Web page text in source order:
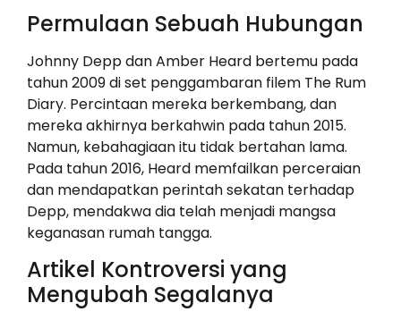
Permulaan Sebuah Hubungan
Johnny Depp dan Amber Heard bertemu pada
tahun 2009 di set penggambaran filem The Rum
Diary. Percintaan mereka berkembang, dan
mereka akhirnya berkahwin pada tahun 2015.
Namun, kebahagiaan itu tidak bertahan lama.
Pada tahun 2016, Heard memfailkan perceraian
dan mendapatkan perintah sekatan terhadap
Depp, mendakwa dia telah menjadi mangsa
keganasan rumah tangga.
Artikel Kontroversi yang
Mengubah Segalanya